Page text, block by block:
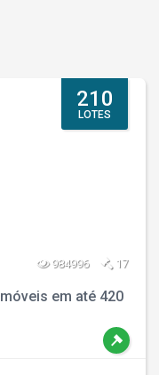
210
LOTES
984996 17
em até 420